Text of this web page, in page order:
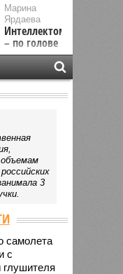
Марина
Ярдаева
Интеллектом
– по голове
3
самолета
с